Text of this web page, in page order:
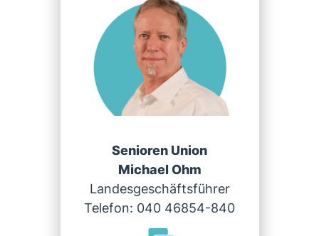
Senioren Union
Michael Ohm
Landesgeschäftsführer
Telefon: 040 46854-840